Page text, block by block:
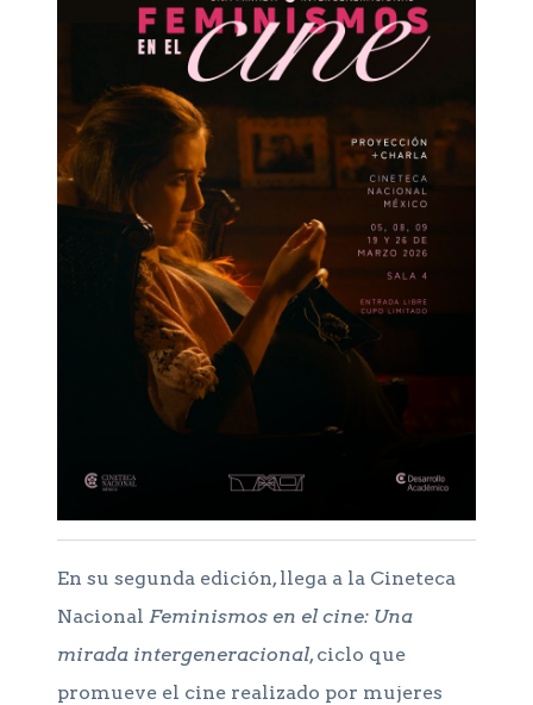
En su segunda edición, llega a la Cineteca
Nacional Feminismos en el cine: Una
mirada intergeneracional, ciclo que
promueve el cine realizado por mujeres